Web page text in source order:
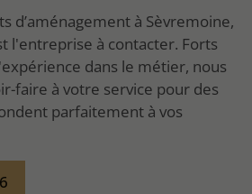
d’aménagement à Sèvremoine,
l'entreprise à contacter. Forts
dans le métier, nous
faire à votre service pour des
parfaitement à vos